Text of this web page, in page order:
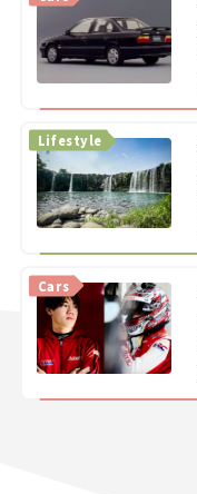
Lifestyle
Cars